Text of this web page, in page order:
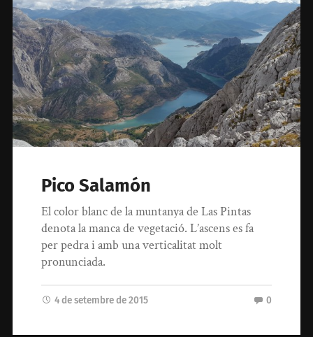
Pico Salamón
El color blanc de la muntanya de Las Pintas
denota la manca de vegetació. L’ascens es fa
per pedra i amb una verticalitat molt
pronunciada.
4 de setembre de 2015 0